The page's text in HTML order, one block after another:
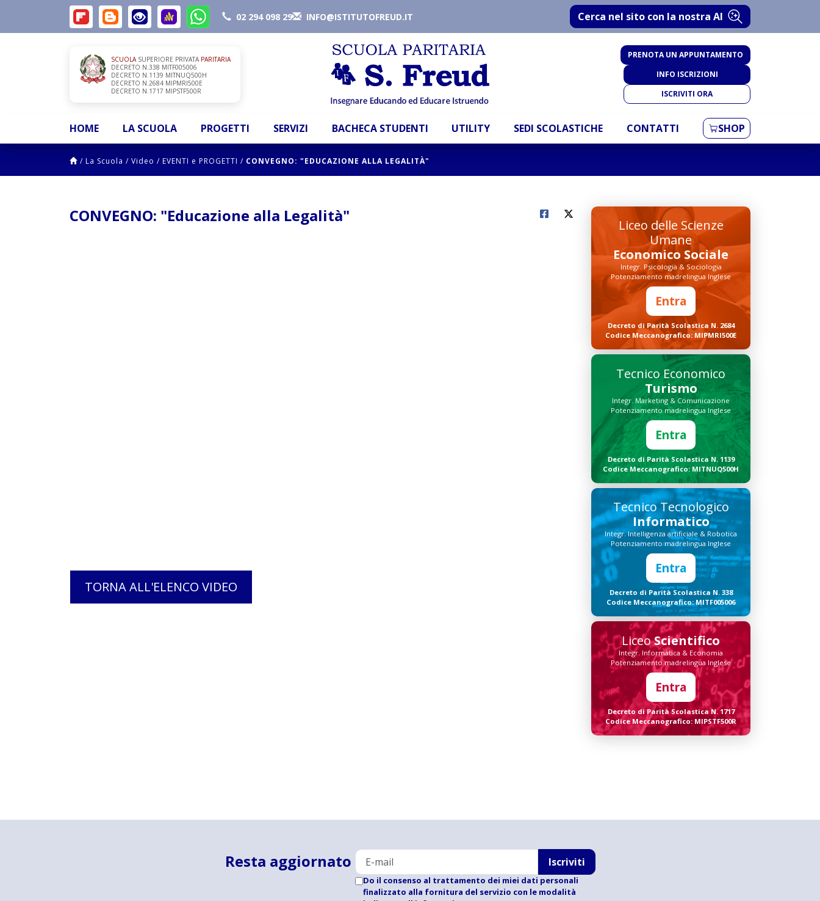
02 294 098 29 INFO@ISTITUTOFREUD.IT Cerca nel sito con la nostra AI
SCUOLASUPERIORE PRIVATA PARITARIA
DECRETO N.338 MITF005006
DECRETO N.1139 MITNUQ500H
DECRETO N.2684 MIPMRI500E
DECRETO N.1717 MIPSTF500R
PRENOTA UN APPUNTAMENTO
INFO ISCRIZIONI
ISCRIVITI ORA
HOME LA SCUOLA PROGETTI SERVIZI BACHECA STUDENTI UTILITY SEDI SCOLASTICHE CONTATTI SHOP
/ La Scuola / Video / EVENTI e PROGETTI / CONVEGNO: "EDUCAZIONE ALLA LEGALITÀ"
CONVEGNO: "Educazione alla Legalità"
TORNA ALL'ELENCO VIDEO
Liceo delle Scienze
Umane
Economico Sociale
Integr. Psicologia & Sociologia
Potenziamento madrelingua Inglese
Entra
Decreto di Parità Scolastica N. 2684
Codice Meccanografico: MIPMRI500E
Tecnico Economico
Turismo
Integr. Marketing & Comunicazione
Potenziamento madrelingua Inglese
Entra
Decreto di Parità Scolastica N. 1139
Codice Meccanografico: MITNUQ500H
Tecnico Tecnologico
Informatico
Integr. Intelligenza artificiale & Robotica
Potenziamento madrelingua Inglese
Entra
Decreto di Parità Scolastica N. 338
Codice Meccanografico: MITF005006
LiceoScientifico
Integr. Informatica & Economia
Potenziamento madrelingua Inglese
Entra
Decreto di Parità Scolastica N. 1717
Codice Meccanografico: MIPSTF500R
Resta aggiornato Iscriviti
Do il consenso al trattamento dei miei dati personali
finalizzato alla fornitura del servizio con le modalità